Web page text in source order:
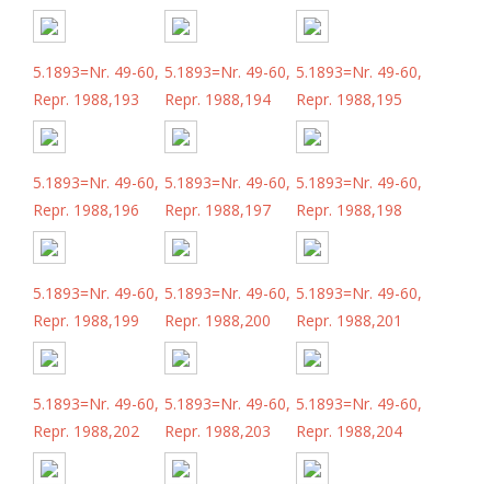
5.1893=Nr. 49-60,
Repr. 1988,193
5.1893=Nr. 49-60,
Repr. 1988,194
5.1893=Nr. 49-60,
Repr. 1988,195
5.1893=Nr. 49-60,
Repr. 1988,196
5.1893=Nr. 49-60,
Repr. 1988,197
5.1893=Nr. 49-60,
Repr. 1988,198
5.1893=Nr. 49-60,
Repr. 1988,199
5.1893=Nr. 49-60,
Repr. 1988,200
5.1893=Nr. 49-60,
Repr. 1988,201
5.1893=Nr. 49-60,
Repr. 1988,202
5.1893=Nr. 49-60,
Repr. 1988,203
5.1893=Nr. 49-60,
Repr. 1988,204